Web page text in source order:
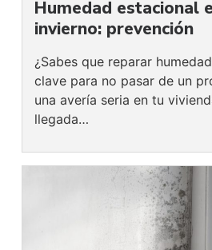
Humedad estacional
invierno: prevención
¿Sabes que reparar
clave para no pasar de un
una avería seria en tu
llegada…